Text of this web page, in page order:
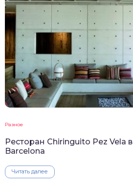
Разное
Ресторан Chiringuito Pez Vela
Barcelona
Читать далее